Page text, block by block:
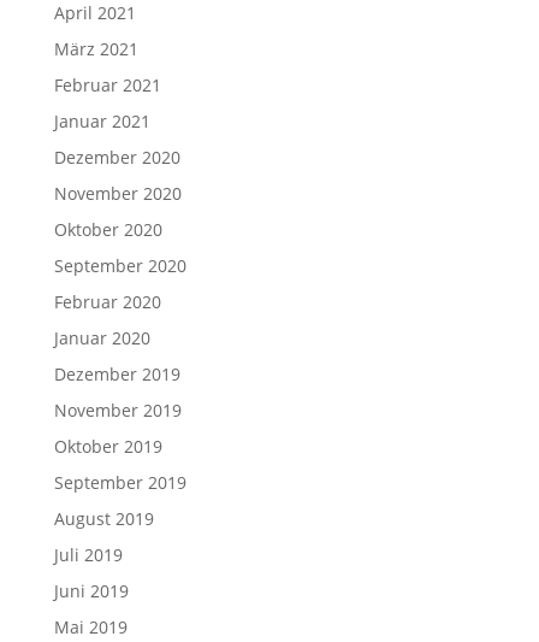
April 2021
März 2021
Februar 2021
Januar 2021
Dezember 2020
November 2020
Oktober 2020
September 2020
Februar 2020
Januar 2020
Dezember 2019
November 2019
Oktober 2019
September 2019
August 2019
Juli 2019
Juni 2019
Mai 2019